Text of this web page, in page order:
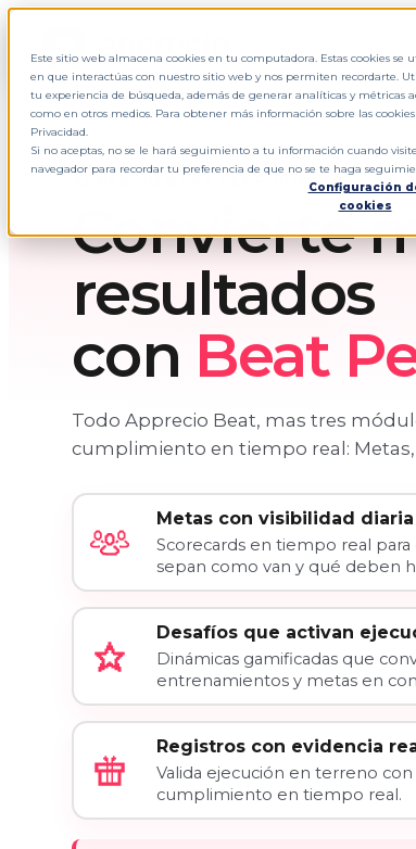
Este sitio web almacena cookies en tu computadora. Estas cookies
en que interactúas con nuestro sitio web y nos permiten recordarte.
tu experiencia de búsqueda, además de generar analíticas y métricas
como en otros medios. Para obtener más información sobre las
Privacidad.
Si no aceptas, no se le hará seguimiento a tu información cuando
navegador para recordar tu preferencia de que no se te haga
Configuración
cookies
APPRECIO BEAT PERFORMANCE
Convierte
resultados
con Beat
Todo Apprecio Beat, mas tres
cumplimiento en tiempo real: Metas,
Metas con visibilidad diaria
Scorecards en tiempo real
sepan como van y qué deben
Desafíos que activan
Dinámicas gamificadas que
entrenamientos y metas en
Registros con evidencia
Valida ejecución en terreno
cumplimiento en tiempo real.